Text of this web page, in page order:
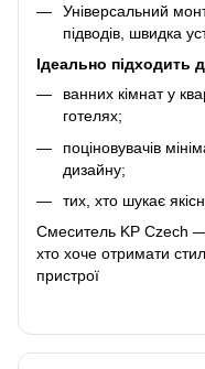
Універсальний
підводів, швидка
Ідеально підходить
ванних кімнат у
готелях;
поціновувачів
дизайну;
тих, хто шукає
Смеситель KP Czech
хто хоче отримати
пристрої